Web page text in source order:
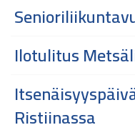
Ilotulitus
Ristiinassa